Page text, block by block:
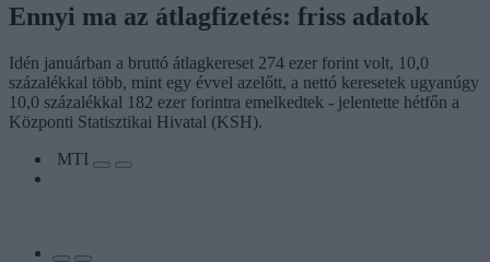
Ennyi ma az átlagfizetés: friss adatok
Idén januárban a bruttó átlagkereset 274 ezer forint volt, 10,0
százalékkal több, mint egy évvel azelőtt, a nettó keresetek ugyanúgy
10,0 százalékkal 182 ezer forintra emelkedtek - jelentette hétfőn a
Központi Statisztikai Hivatal (KSH).
MTI